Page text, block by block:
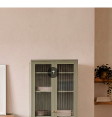
+